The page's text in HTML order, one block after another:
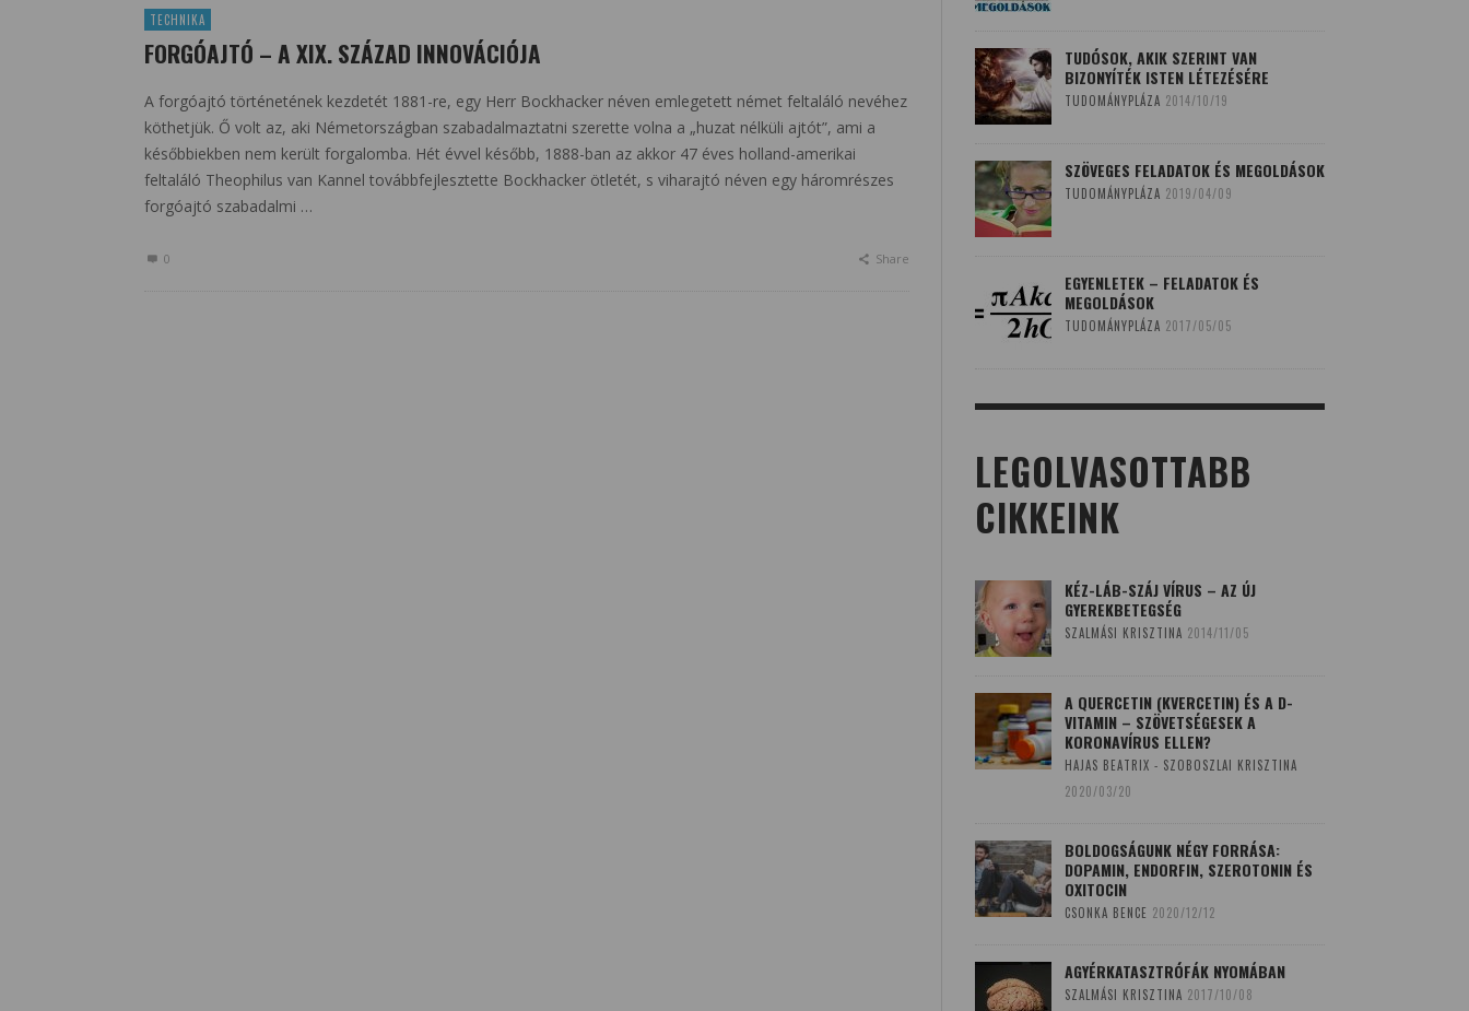
TECHNIKA
FORGÓAJTÓ – A XIX. SZÁZAD INNOVÁCIÓJA
A forgóajtó történetének kezdetét 1881-re, egy Herr Bockhacker néven emlegetett német feltaláló nevéhez
köthetjük. Ő volt az, aki Németországban szabadalmaztatni szerette volna a „huzat nélküli ajtót”, ami a
későbbiekben nem került forgalomba. Hét évvel később, 1888-ban az akkor 47 éves holland-amerikai
feltaláló Theophilus van Kannel továbbfejlesztette Bockhacker ötletét, s viharajtó néven egy háromrészes
forgóajtó szabadalmi …
0 Share
TUDÓSOK, AKIK SZERINT VAN
BIZONYÍTÉK ISTEN LÉTEZÉSÉRE
TUDOMÁNYPLÁZA 2014/10/19
SZÖVEGES FELADATOK ÉS MEGOLDÁSOK
TUDOMÁNYPLÁZA 2019/04/09
EGYENLETEK – FELADATOK ÉS
MEGOLDÁSOK
TUDOMÁNYPLÁZA 2017/05/05
LEGOLVASOTTABB
CIKKEINK
KÉZ-LÁB-SZÁJ VÍRUS – AZ ÚJ
GYEREKBETEGSÉG
SZALMÁSI KRISZTINA 2014/11/05
A QUERCETIN (KVERCETIN) ÉS A D-
VITAMIN – SZÖVETSÉGESEK A
KORONAVÍRUS ELLEN?
HAJAS BEATRIX - SZOBOSZLAI KRISZTINA
2020/03/20
BOLDOGSÁGUNK NÉGY FORRÁSA:
DOPAMIN, ENDORFIN, SZEROTONIN ÉS
OXITOCIN
CSONKA BENCE 2020/12/12
AGYÉRKATASZTRÓFÁK NYOMÁBAN
SZALMÁSI KRISZTINA 2017/10/08